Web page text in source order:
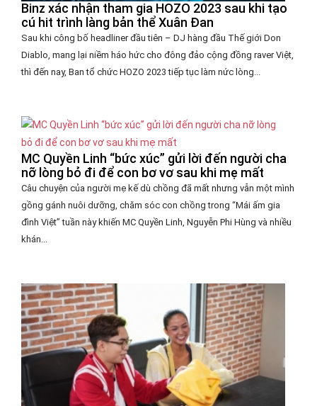
Binz xác nhận tham gia HOZO 2023 sau khi tạo
cú hit trình làng bản thể Xuân Đan
Sau khi công bố headliner đầu tiên – DJ hàng đầu Thế giới Don
Diablo, mang lại niềm háo hức cho đông đảo cộng đồng raver Việt,
thì đến nay, Ban tổ chức HOZO 2023 tiếp tục làm nức lòng...
MC Quyền Linh “bức xúc” gửi lời đến người cha
nỡ lòng bỏ đi để con bơ vơ sau khi mẹ mất
Câu chuyện của người mẹ kế dù chồng đã mất nhưng vẫn một mình
gồng gánh nuôi dưỡng, chăm sóc con chồng trong “Mái ấm gia
đình Việt” tuần này khiến MC Quyền Linh, Nguyễn Phi Hùng và nhiều
khán...